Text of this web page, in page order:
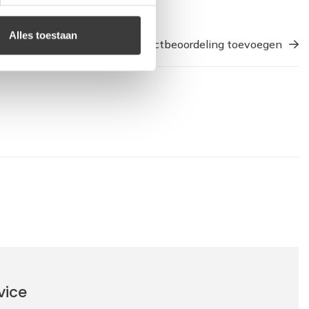
Alles toestaan
Een productbeoordeling toevoegen